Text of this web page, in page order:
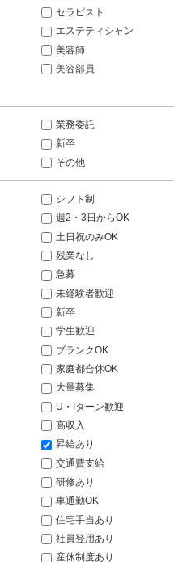
セラピスト
エステティシャン
美容師
美容部員
業務委託
新卒
その他
シフト制
週2・3日からOK
土日祝のみOK
残業なし
急募
未経験者歓迎
新卒
学生歓迎
ブランクOK
家庭都合休OK
大量募集
U・Iターン歓迎
高収入
昇給あり
交通費支給
研修あり
車通勤OK
住宅手当あり
社員登用あり
産休制度あり